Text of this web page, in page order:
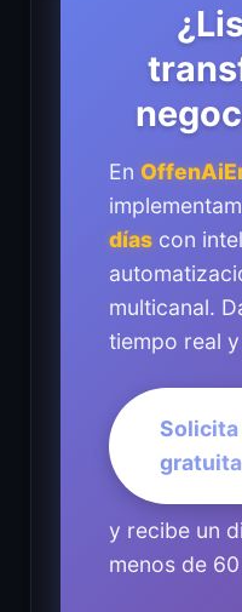
En
días con
multicanal.
tiempo real y
gratuita
y recibe un
menos de